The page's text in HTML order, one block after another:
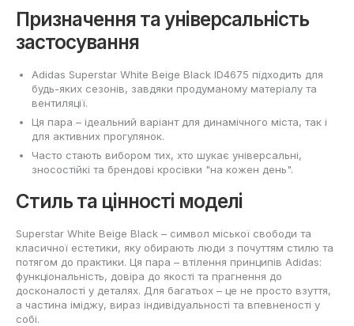
Призначення та універсальність
застосування
Adidas Superstar White Beige Black ID4675 підходить для
будь-яких сезонів, завдяки продуманому матеріалу та
вентиляції.
Ця пара – ідеальний варіант для динамічного міста, так і
для активних прогулянок.
Часто стають вибором тих, хто шукає універсальні,
зносостійкі та брендові кросівки "на кожен день".
Стиль та цінності моделі
Superstar White Beige Black – символ міської свободи та
класичної естетики, яку обирають люди з почуттям стилю та
потягом до практики. Ця пара – втілення принципів Adidas:
функціональність, довіра до якості та прагнення до
досконалості у деталях. Для багатьох – це не просто взуття,
а частина іміджу, вираз індивідуальності та впевненості у
собі.